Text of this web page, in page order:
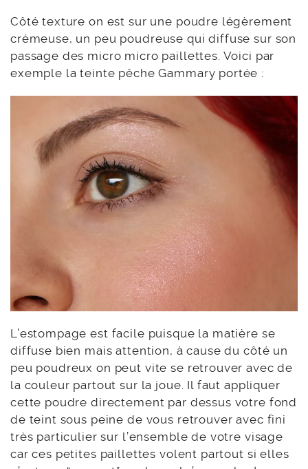
Côté texture on est sur une poudre légèrement
crémeuse, un peu poudreuse qui diffuse sur son
passage des micro micro paillettes. Voici par
exemple la teinte pêche Gammary portée :
L’estompage est facile puisque la matière se
diffuse bien mais attention, à cause du côté un
peu poudreux on peut vite se retrouver avec de
la couleur partout sur la joue. Il faut appliquer
cette poudre directement par dessus votre fond
de teint sous peine de vous retrouver avec fini
très particulier sur l’ensemble de votre visage
car ces petites paillettes volent partout si elles